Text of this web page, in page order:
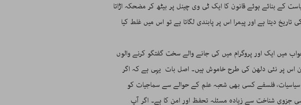
کے بنائے ہوئے قانون کا ایک ٹی وی چینل پر بیٹھ کر مضحکہ اڑاتا
دیتا ہے اور پیمرا اس پر پابندی لگاتا ہے تو اس میں غلط کیا
میں ایک اور پروگرام میں کی جانے والے سخت گفتگو کرنے والوں
اس پر نئی دلھن کی طرح خاموش ہیں۔ اصل بات یہی ہے کہ اگر
سیاسیات، فلسفے کسی بھی شعبہ علم کے حوالے سے سماجیات کو
جزوی شناخت سے زیادہ مسئلہ تحفظ اور امن کا ہے۔ اگر آپ